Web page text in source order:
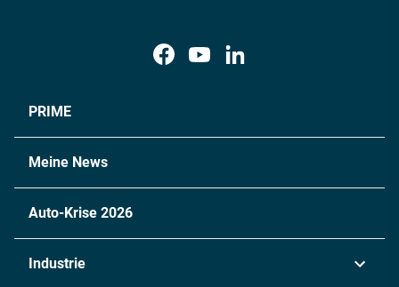
PRIME
Meine News
Auto-Krise 2026
Industrie